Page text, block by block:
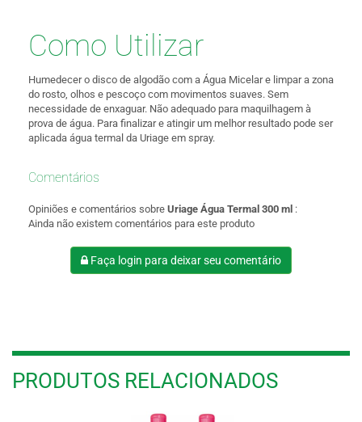
Como Utilizar
Humedecer o disco de algodão com a Água Micelar e limpar a zona
do rosto, olhos e pescoço com movimentos suaves. Sem
necessidade de enxaguar. Não adequado para maquilhagem à
prova de água. Para finalizar e atingir um melhor resultado pode ser
aplicada água termal da Uriage em spray.
Comentários
Opiniões e comentários sobre Uriage Água Termal 300 ml :
Ainda não existem comentários para este produto
Faça login para deixar seu comentário
PRODUTOS RELACIONADOS